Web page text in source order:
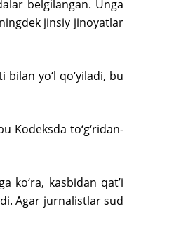
belgilangan. Unga
jinsiy jinoyatlar
yo‘l qo‘yiladi, bu
Kodeksda to‘g‘ridan-
ko‘ra, kasbidan qat’i
Agar jurnalistlar sud